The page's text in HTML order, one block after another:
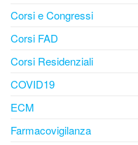
Corsi e Congressi
Corsi FAD
Corsi Residenziali
COVID19
ECM
Farmacovigilanza